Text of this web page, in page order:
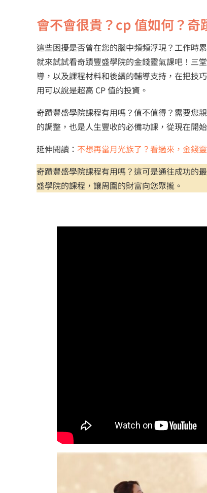
會不會很貴？cp 值如何？奇
這些困擾是否曾在您的腦中頻頻浮現？工作時
就來試試看奇蹟豐盛學院的金錢靈氣課吧！三
導，以及課程材料和後續的輔導支持，在把技
用可以說是超高 CP 值的投資。
奇蹟豐盛學院課程有用嗎？值不值得？需要您
的調整，也是人生豐收的必備功課，從現在開
延伸閱讀： 不想再當月光族了？看過來，金錢
奇蹟豐盛學院課程有用嗎？這可是通往成功的
盛學院的課程，讓周圍的財富向您聚攏。